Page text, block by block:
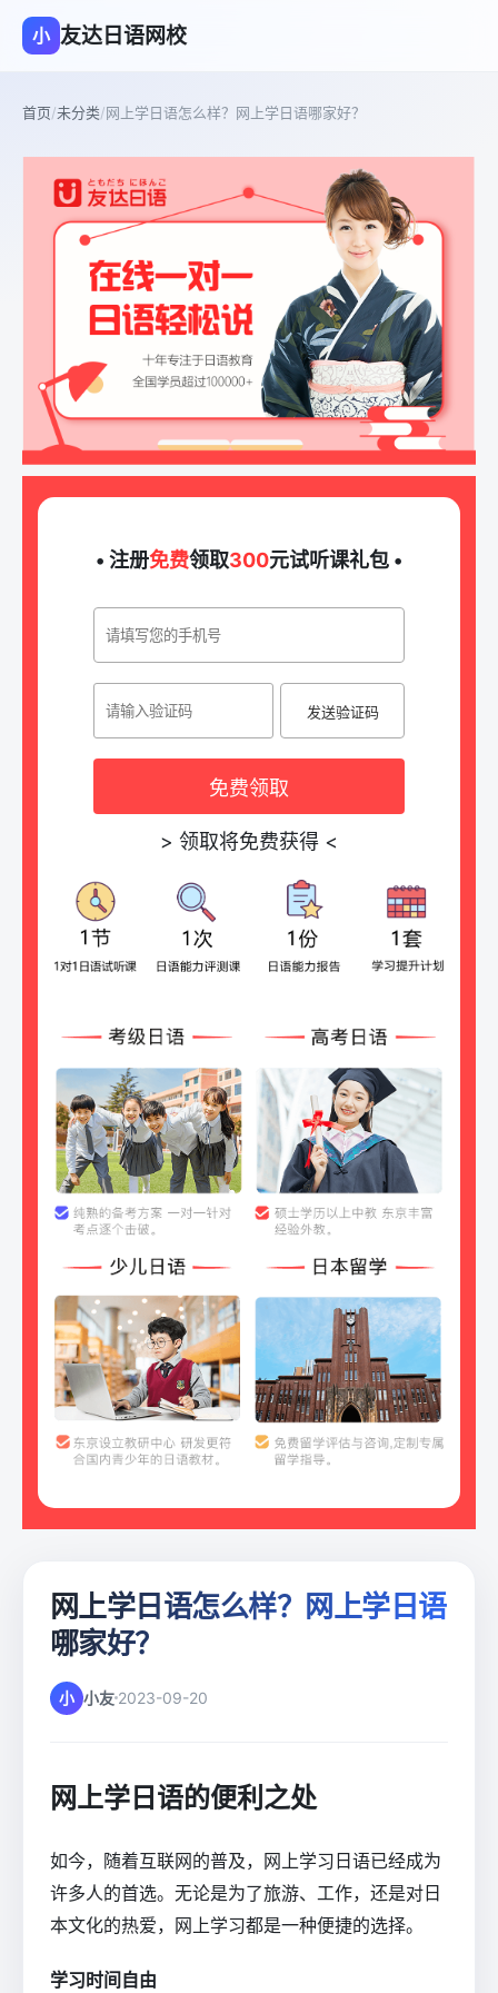
小 友达日语网校
首页/未分类/网上学日语怎么样？网上学日语哪家好？
• 注册免费领取300元试听课礼包 •
发送验证码
免费领取
> 领取将免费获得 <
网上学日语怎么样？网上学日语
哪家好？
小 小友 2023-09-20
网上学日语的便利之处
如今，随着互联网的普及，网上学习日语已经成为
许多人的首选。无论是为了旅游、工作，还是对日
本文化的热爱，网上学习都是一种便捷的选择。
学习时间自由